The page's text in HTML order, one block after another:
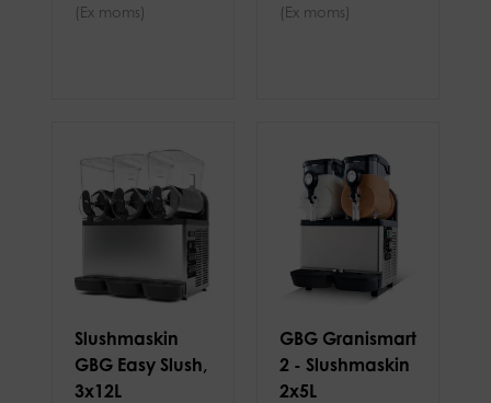
(Ex moms) (Ex moms)
Slushmaskin
GBG Easy Slush,
3x12L
GBG Granismart
2 - Slushmaskin
2x5L